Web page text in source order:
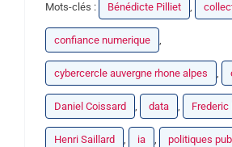
Mots-clés : Bénédicte Pilliet ,
confiance numerique ,
cybercercle auvergne rhone alpes ,
Daniel Coissard , data , Frederic
Henri Saillard , ia , politiques